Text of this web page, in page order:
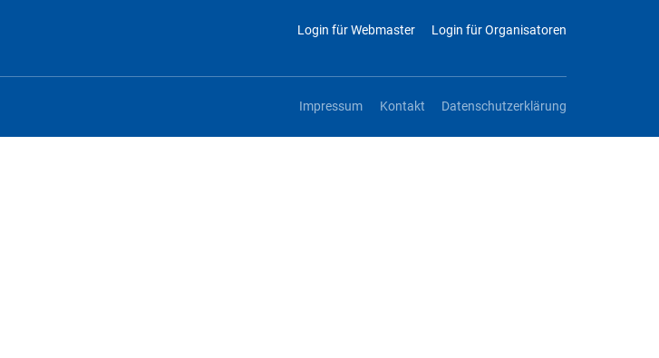
Login für Webmaster Login für Organisatoren
Impressum Kontakt Datenschutzerklärung